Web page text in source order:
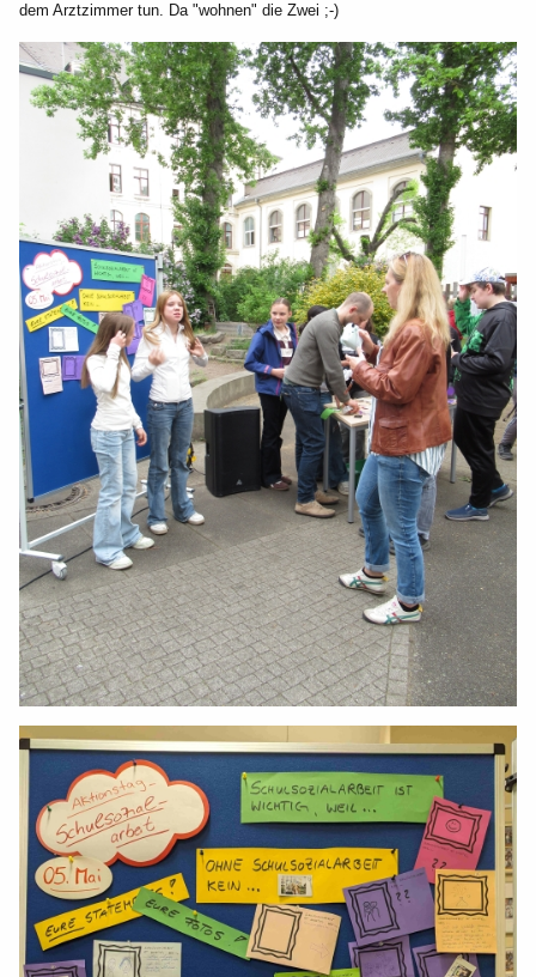
dem Arztzimmer tun. Da "wohnen" die Zwei ;-)